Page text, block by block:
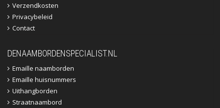
Verzendkosten
Privacybeleid
Contact
DENAAMBORDENSPECIALIST.NL
Emaille naamborden
Emaille huisnummers
Uithangborden
Straatnaambord